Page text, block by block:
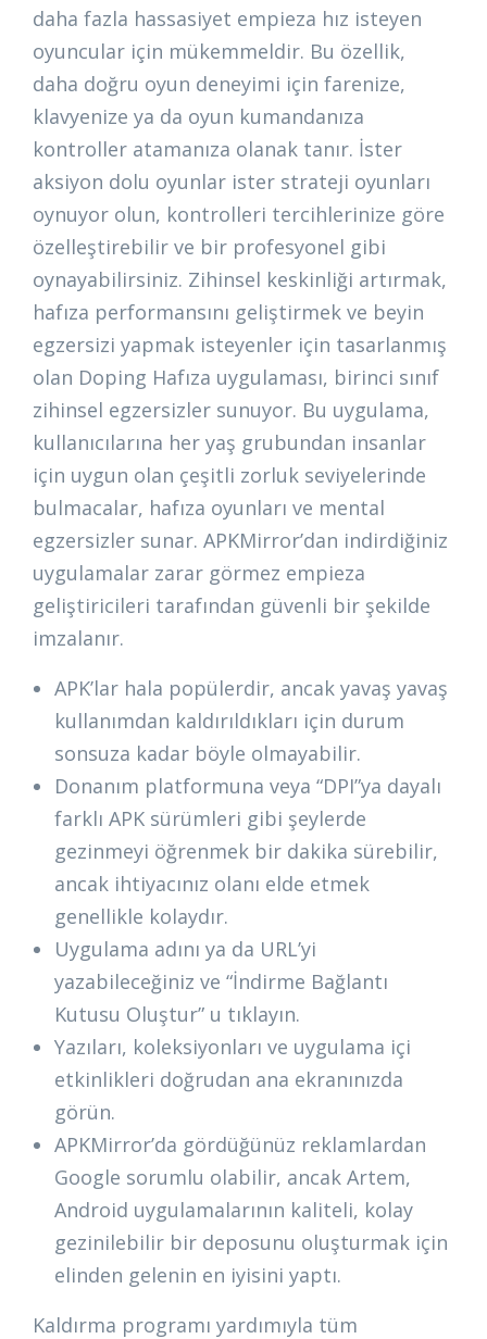
daha fazla hassasiyet empieza hız isteyen
oyuncular için mükemmeldir. Bu özellik,
daha doğru oyun deneyimi için farenize,
klavyenize ya da oyun kumandanıza
kontroller atamanıza olanak tanır. İster
aksiyon dolu oyunlar ister strateji oyunları
oynuyor olun, kontrolleri tercihlerinize göre
özelleştirebilir ve bir profesyonel gibi
oynayabilirsiniz. Zihinsel keskinliği artırmak,
hafıza performansını geliştirmek ve beyin
egzersizi yapmak isteyenler için tasarlanmış
olan Doping Hafıza uygulaması, birinci sınıf
zihinsel egzersizler sunuyor. Bu uygulama,
kullanıcılarına her yaş grubundan insanlar
için uygun olan çeşitli zorluk seviyelerinde
bulmacalar, hafıza oyunları ve mental
egzersizler sunar. APKMirror’dan indirdiğiniz
uygulamalar zarar görmez empieza
geliştiricileri tarafından güvenli bir şekilde
imzalanır.
APK’lar hala popülerdir, ancak yavaş yavaş
kullanımdan kaldırıldıkları için durum
sonsuza kadar böyle olmayabilir.
Donanım platformuna veya “DPI”ya dayalı
farklı APK sürümleri gibi şeylerde
gezinmeyi öğrenmek bir dakika sürebilir,
ancak ihtiyacınız olanı elde etmek
genellikle kolaydır.
Uygulama adını ya da URL’yi
yazabileceğiniz ve “İndirme Bağlantı
Kutusu Oluştur” u tıklayın.
Yazıları, koleksiyonları ve uygulama içi
etkinlikleri doğrudan ana ekranınızda
görün.
APKMirror’da gördüğünüz reklamlardan
Google sorumlu olabilir, ancak Artem,
Android uygulamalarının kaliteli, kolay
gezinilebilir bir deposunu oluşturmak için
elinden gelenin en iyisini yaptı.
Kaldırma programı yardımıyla tüm